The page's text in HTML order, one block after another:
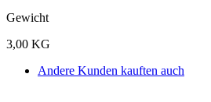
Gewicht
3,00 KG
Andere Kunden kauften auch